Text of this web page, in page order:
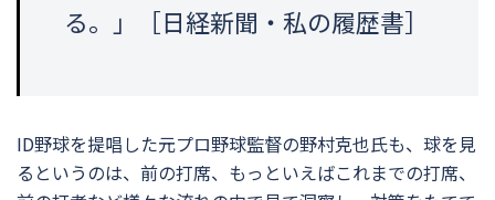
る。」［日経新聞・私の履歴書］
ID野球を提唱した元プロ野球監督の野村克也氏も、球を見
るというのは、前の打席、もっといえばこれまでの打席、